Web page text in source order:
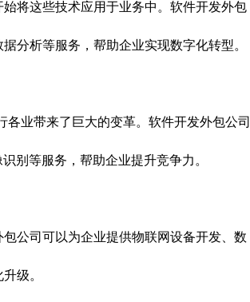
将这些技术应用于业务中。软件开发外包
分析等服务，帮助企业实现数字化转型。
业带来了巨大的变革。软件开发外包公司
别等服务，帮助企业提升竞争力。
公司可以为企业提供物联网设备开发、数
级。